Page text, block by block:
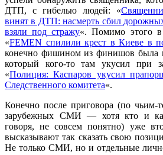
ДТП, с гибелью людей: «
винят в ДТП: насмерть сбил
взяли под стражу«. Помимо этого в
«FEMEN спилили крест в Киеве в
конечно фишином из финишов была
который кого-то там укусил при
«Полиция: Каспаров укусил
Следственного комитета«.
Конечно после приговора (по чьим-
зарубежных СМИ — хотя кто и
говоря, не совсем понятно) уже
высказывают так сказать свою
Не только СМИ, но и отдельные